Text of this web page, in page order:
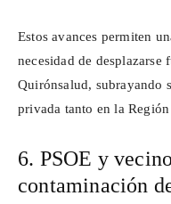
Estos avances permiten
necesidad de desplazarse
Quirónsalud, subrayando
privada tanto en la
6. PSOE y
contaminación